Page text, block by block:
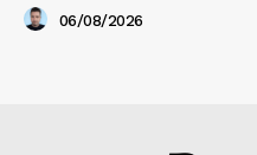
06/08/2026